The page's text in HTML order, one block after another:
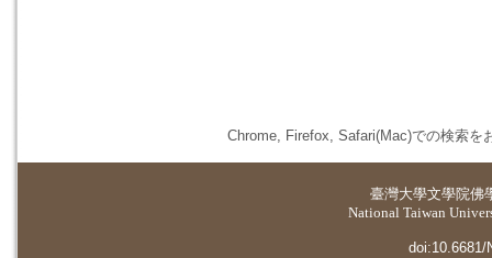
Chrome, Firefox, Safari(Mac)での検索を
臺灣大學文學院佛
National Taiwan
doi:10.6681/